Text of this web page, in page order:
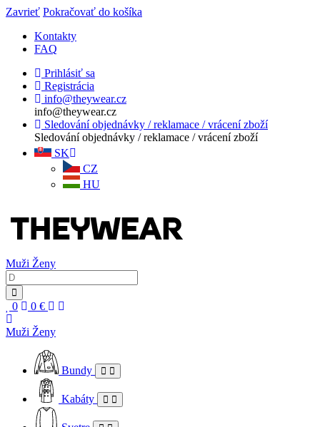
Zavrieť Pokračovať do košíka
Kontakty
FAQ
Prihlásiť sa
Registrácia
info@theywear.cz
info@theywear.cz
Sledování objednávky / reklamace / vrácení zboží
Sledování objednávky / reklamace / vrácení zboží
SK
CZ
HU
Muži Ženy
0 0 €
Muži Ženy
Bundy
Kabáty